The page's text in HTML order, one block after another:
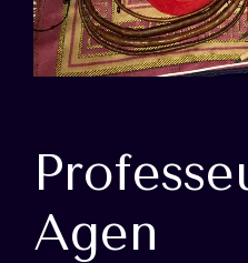
Agen